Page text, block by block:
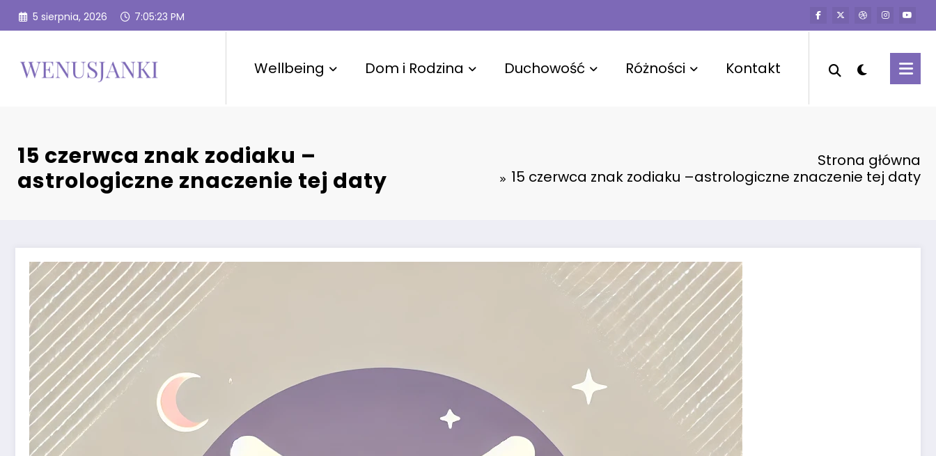
Przejdź
5 sierpnia, 2026 7:05:24 PM
Wellbeing Dom i Rodzina Duchowość Różności Kontakt
15 czerwca znak zodiaku –
astrologiczne znaczenie tej daty
Strona główna
15 czerwca znak zodiaku –astrologiczne znaczenie tej daty